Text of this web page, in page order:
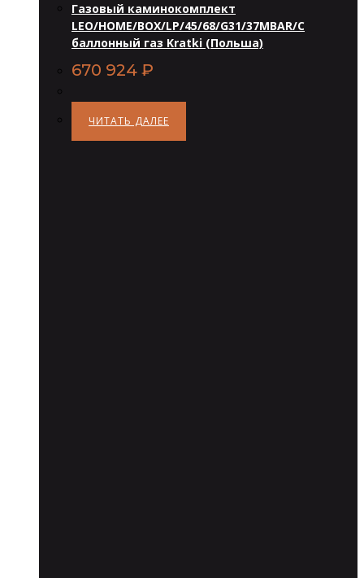
Газовый каминокомплект
LEO/HOME/BOX/LP/45/68/G31/37MBAR/C
баллонный газ Kratki (Польша)
670 924 ₽
ЧИТАТЬ ДАЛЕЕ